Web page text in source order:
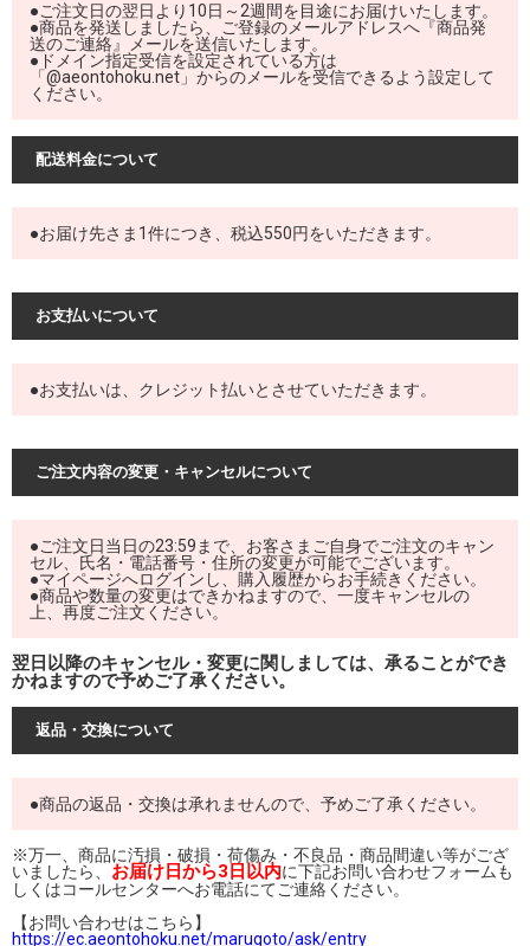
●ご注文日の翌日より10日～2週間を目途にお届けいたします。
●商品を発送しましたら、ご登録のメールアドレスへ『商品発
送のご連絡』メールを送信いたします。
●ドメイン指定受信を設定されている方は
「@aeontohoku.net」からのメールを受信できるよう設定して
ください。
配送料金について
●お届け先さま1件につき、税込550円をいただきます。
お支払いについて
●お支払いは、クレジット払いとさせていただきます。
ご注文内容の変更・キャンセルについて
●ご注文日当日の23:59まで、お客さまご自身でご注文のキャン
セル、氏名・電話番号・住所の変更が可能でございます。
●マイページへログインし、購入履歴からお手続きください。
●商品や数量の変更はできかねますので、一度キャンセルの
上、再度ご注文ください。
翌日以降のキャンセル・変更に関しましては、承ることができ
かねますので予めご了承ください。
返品・交換について
●商品の返品・交換は承れませんので、予めご了承ください。
※万一、商品に汚損・破損・荷傷み・不良品・商品間違い等がござ
いましたら、 お届け日から3日以内に下記お問い合わせフォームも
しくはコールセンターへお電話にてご連絡ください。
【お問い合わせはこちら】
https://ec.aeontohoku.net/marugoto/ask/entry